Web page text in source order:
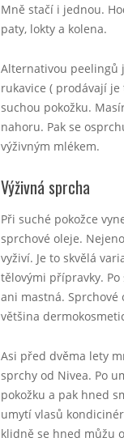
Mně stačí i jednou.
paty, lokty a kolena.
Alternativou peelingů
rukavice ( prodávají
suchou pokožku.
nahoru. Pak se
výživným mlékem.
Výživná sprcha
Při suché pokožce
sprchové oleje.
vyživí. Je to skvělá
tělovými přípravky.
ani mastná. Sprchové
většina
Asi před dvěma lety
sprchy od Nivea. Po
pokožku a pak hned
umytí vlasů kondicinér
klidně se hned můžu